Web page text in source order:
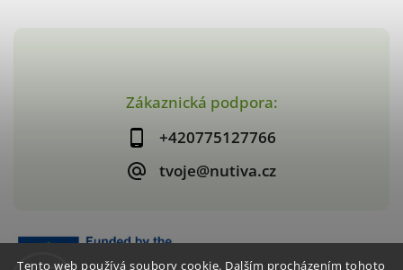
Tento web používá soubory cookie. Dalším procházením tohoto
Zákaznická podpora:
+420775127766
tvoje@nutiva.cz